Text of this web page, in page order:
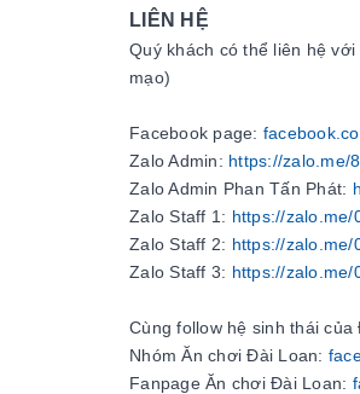
LIÊN HỆ
Quý khách có thể liên hệ
mạo)
Facebook page:
Zalo Admin: https://zalo.me/
Zalo Admin Phan Tấn Phát:
Zalo Staff 1: https://zalo.me/
Zalo Staff 2: https://zalo.me/
Zalo Staff 3: https://zalo.me/
Cùng follow hệ sinh thái
Nhóm Ăn chơi Đài Loan:
Fanpage Ăn chơi Đài Loan: